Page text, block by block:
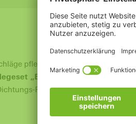
pflegen oder
„EasyCare“
enthält alles,
Pflegemittel. Für